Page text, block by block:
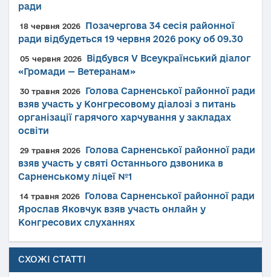
ради
18 червня 2026
Позачергова 34 сесія районної
ради відбудеться 19 червня 2026 року об 09.30
05 червня 2026
Відбувся V Всеукраїнський діалог
«Громади — Ветеранам»
30 травня 2026
Голова Сарненської районної ради
взяв участь у Конгресовому діалозі з питань
організації гарячого харчування у закладах
освіти
29 травня 2026
Голова Сарненської районної ради
взяв участь у святі Останнього дзвоника в
Сарненському ліцеї №1
14 травня 2026
Голова Сарненської районної ради
Ярослав Яковчук взяв участь онлайн у
Конгресових слуханнях
СХОЖІ СТАТТІ